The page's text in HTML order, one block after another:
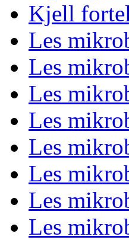
Kjell
Les
Les
Les
Les
Les
Les
Les
Les